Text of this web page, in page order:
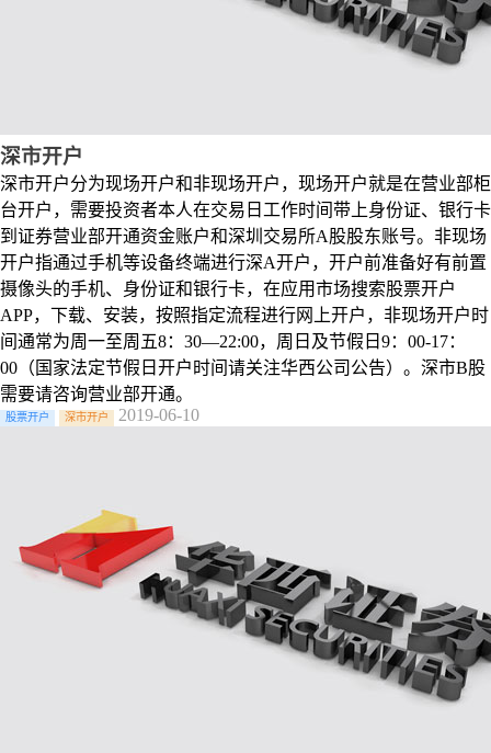
深市开户
深市开户分为现场开户和非现场开户，现场开户就是在营业部柜
台开户，需要投资者本人在交易日工作时间带上身份证、银行卡
到证券营业部开通资金账户和深圳交易所A股股东账号。非现场
开户指通过手机等设备终端进行深A开户，开户前准备好有前置
摄像头的手机、身份证和银行卡，在应用市场搜索股票开户
APP，下载、安装，按照指定流程进行网上开户，非现场开户时
间通常为周一至周五8：30—22:00，周日及节假日9：00-17：
00（国家法定节假日开户时间请关注华西公司公告）。深市B股
需要请咨询营业部开通。
股票开户 深市开户 2019-06-10